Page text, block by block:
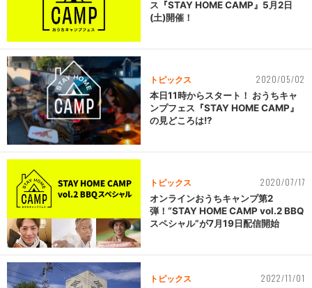
ス『STAY HOME CAMP』5月2日
(土)開催！
トピックス 2020/05/02
本日11時からスタート！ おうちキャ
ンプフェス『STAY HOME CAMP』
の見どころは!?
トピックス 2020/07/17
オンラインおうちキャンプ第2
弾！“STAY HOME CAMP vol.2 BBQ
スペシャル”が7月19日配信開始
トピックス 2022/11/01